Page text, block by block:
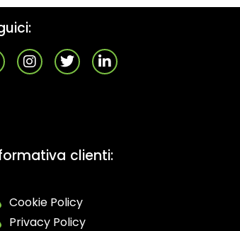
clienti:
Cookie Policy
Privacy Policy